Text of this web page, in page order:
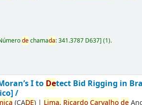
dechamada:341.3787 D637](1).
I to Detect Bid Rigging in
/